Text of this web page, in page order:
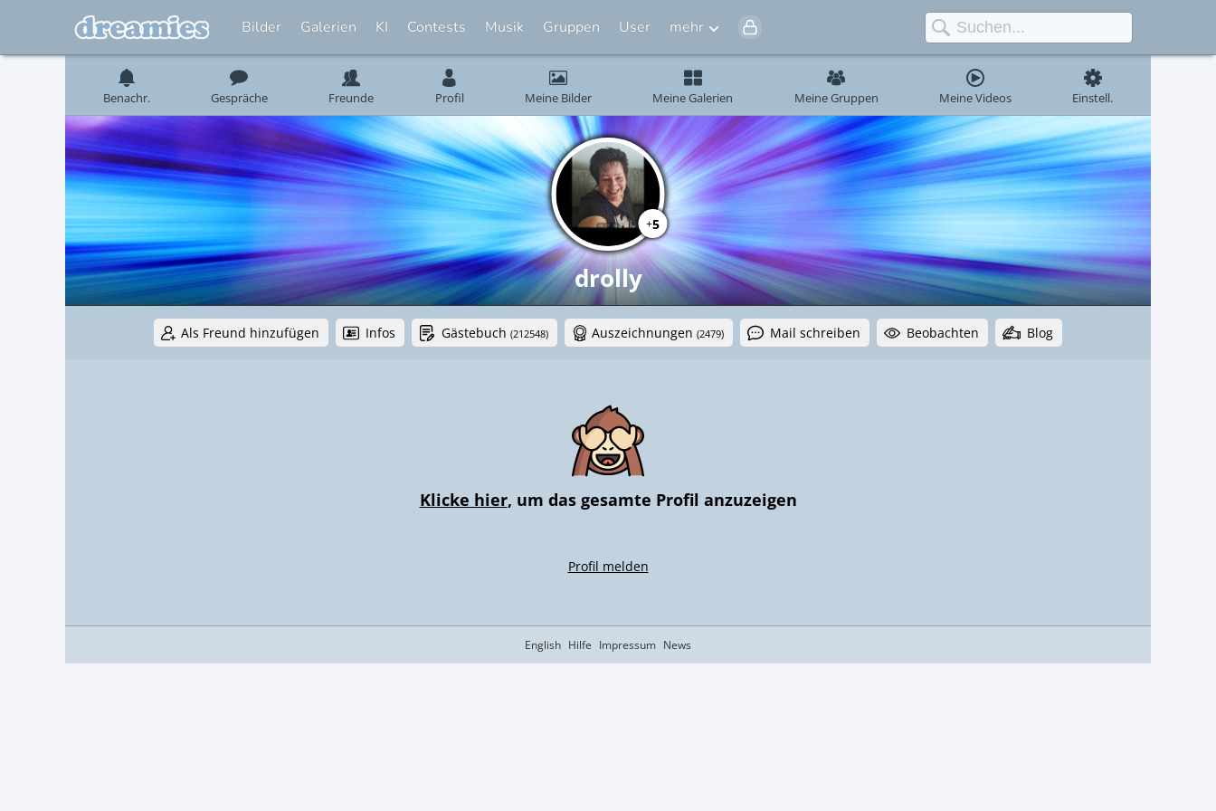
Bilder Galerien KI Contests Musik Gruppen User mehr
Benachr. Gespräche Freunde Profil Meine Bilder Meine Galerien Meine Gruppen Meine Videos Einstell.
+5
drolly
Als Freund hinzufügen Infos Gästebuch (212548) Auszeichnungen (2479) Mail schreiben Beobachten Blog
Klicke hier, um das gesamte Profil anzuzeigen
Profil melden
English Hilfe Impressum News